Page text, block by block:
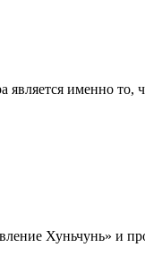
именно то,
Хуньчунь» и